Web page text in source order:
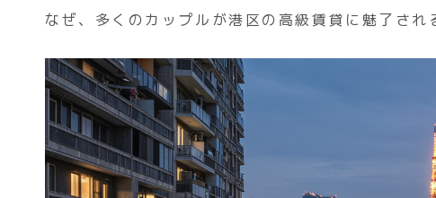
なぜ、多くのカップルが港区の高級賃貸に魅了され